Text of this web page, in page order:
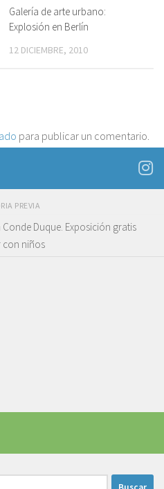
Galería de arte urbano:
Explosión en Berlín
12 DICIEMBRE, 2010
para publicar un comentario.
PREVIA
Duque. Exposición gratis
con niños